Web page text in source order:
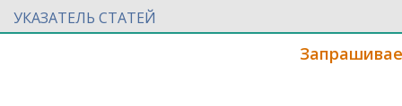
УКАЗАТЕЛЬ СТАТЕЙ